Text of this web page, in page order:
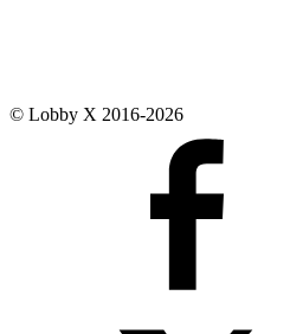
© Lobby X 2016-2026